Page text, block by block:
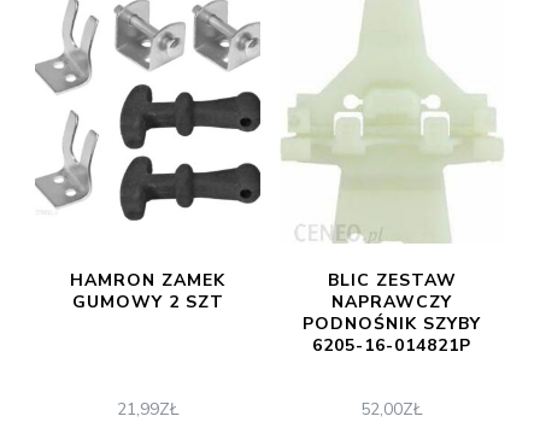
HAMRON ZAMEK
GUMOWY 2 SZT
21,99ZŁ
BLIC ZESTAW
NAPRAWCZY
PODNOŚNIK SZYBY
6205-16-014821P
52,00ZŁ